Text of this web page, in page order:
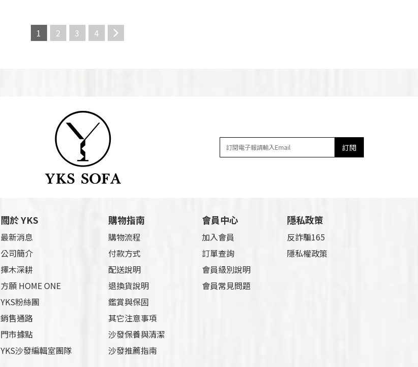
1 2 3 4
訂閱
關於 YKS
最新消息
公司簡介
擇木深耕
方願 HOME ONE
YKS粉絲團
銷售通路
門市據點
YKS沙發編輯室團隊
購物指南
購物流程
付款方式
配送說明
退換貨說明
鑑賞與保固
其它注意事項
沙發保養與清潔
沙發推薦指南
會員中心
加入會員
訂單查詢
會員級別說明
會員常見問題
隱私政策
反詐騙165
隱私權政策